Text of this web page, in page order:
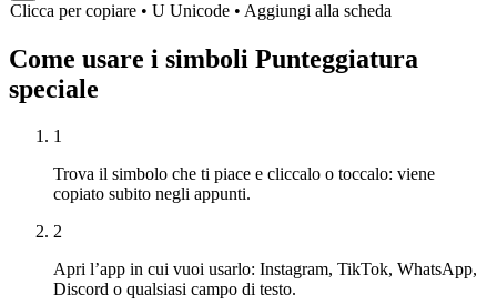
Clicca per copiare • U Unicode • Aggiungi alla scheda
Come usare i simboli Punteggiatura
speciale
1
Trova il simbolo che ti piace e cliccalo o toccalo: viene
copiato subito negli appunti.
2
Apri l’app in cui vuoi usarlo: Instagram, TikTok, WhatsApp,
Discord o qualsiasi campo di testo.